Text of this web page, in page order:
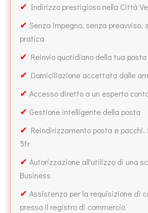
✔ Indirizzo prestigioso nella Città
✔ Senza impegno, senza preavviso,
pratica
✔ Reinvio quotidiano della tua
✔ Domiciliazione accettata dalle
✔ Accesso diretto a un esperto
✔ Gestione intelligente della posta
✔ Reindirizzamento posta e pacchi.
5fr
✔ Autorizzazione all'utilizzo di una
Business
✔ Assistenza per la requisizione di
presso il registro di commercio